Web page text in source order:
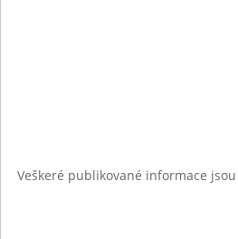
Veškeré publikované informace